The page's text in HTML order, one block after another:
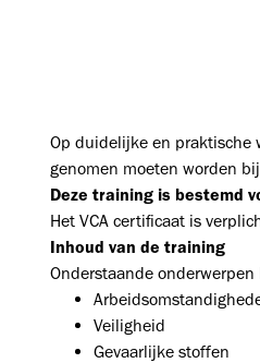
Op duidelijke en praktische
genomen moeten
Deze training is bestemd
Het VCA certificaat is
Inhoud van de training
Onderstaande
Veiligheid
Gevaarlijke stoffen